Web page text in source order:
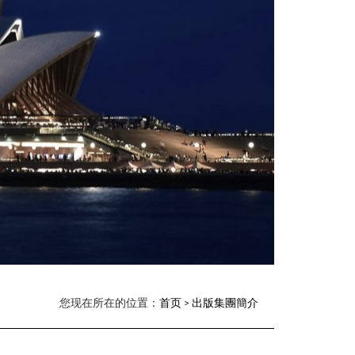
您现在所在的位置： 首页 > 出版集團簡介